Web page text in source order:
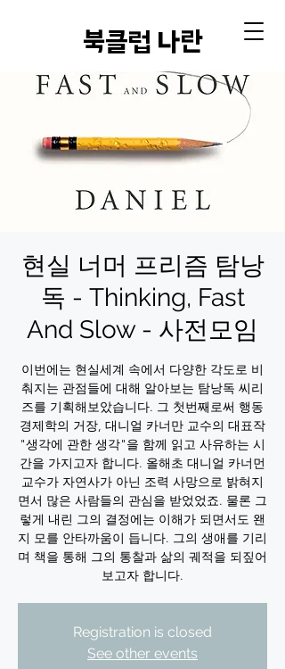
​북클럽 나란
현실 너머 프리즘 탐낭
독 - Thinking, Fast
And Slow - 사전모임
이번에는 현실세계 속에서 다양한 각도로 비
춰지는 관점들에 대해 알아보는 탐낭독 씨리
즈를 기획해보았습니다. 그 첫번째로써 행동
경제학의 거장, 대니얼 카너만 교수의 대표작
"생각에 관한 생각"을 함께 읽고 사유하는 시
간을 가지고자 합니다. 올해초 대니얼 카너먼
교수가 자연사가 아닌 조력 사망으로 밝혀지
면서 많은 사람들의 관심을 받었었죠. 물론 그
렇게 내린 그의 결정에는 이해가 되면서도 왠
지 모를 안타까움이 듭니다. 그의 생애를 기리
며 책을 통해 그의 통찰과 삶의 궤적을 되짚어
Registration is closed
See other events